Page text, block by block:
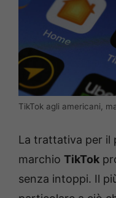
TikTok agli americani,
La trattativa per il
marchio TikTok
senza intoppi. Il